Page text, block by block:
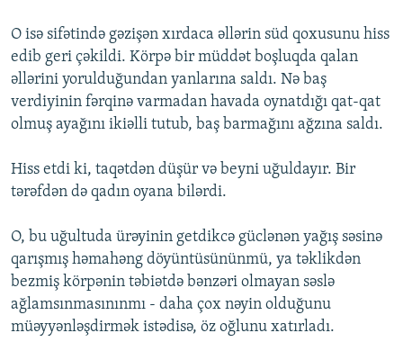
O isə sifətində gəzişən xırdaca əllərin süd qoxusunu hiss
edib geri çəkildi. Körpə bir müddət boşluqda qalan
əllərini yorulduğundan yanlarına saldı. Nə baş
verdiyinin fərqinə varmadan havada oynatdığı qat-qat
olmuş ayağını ikiəlli tutub, baş barmağını ağzına saldı.
Hiss etdi ki, taqətdən düşür və beyni uğuldayır. Bir
tərəfdən də qadın oyana bilərdi.
O, bu uğultuda ürəyinin getdikcə güclənən yağış səsinə
qarışmış həmahəng döyüntüsününmü, ya təklikdən
bezmiş körpənin təbiətdə bənzəri olmayan səslə
ağlamsınmasınınmı - daha çox nəyin olduğunu
müəyyənləşdirmək istədisə, öz oğlunu xatırladı.